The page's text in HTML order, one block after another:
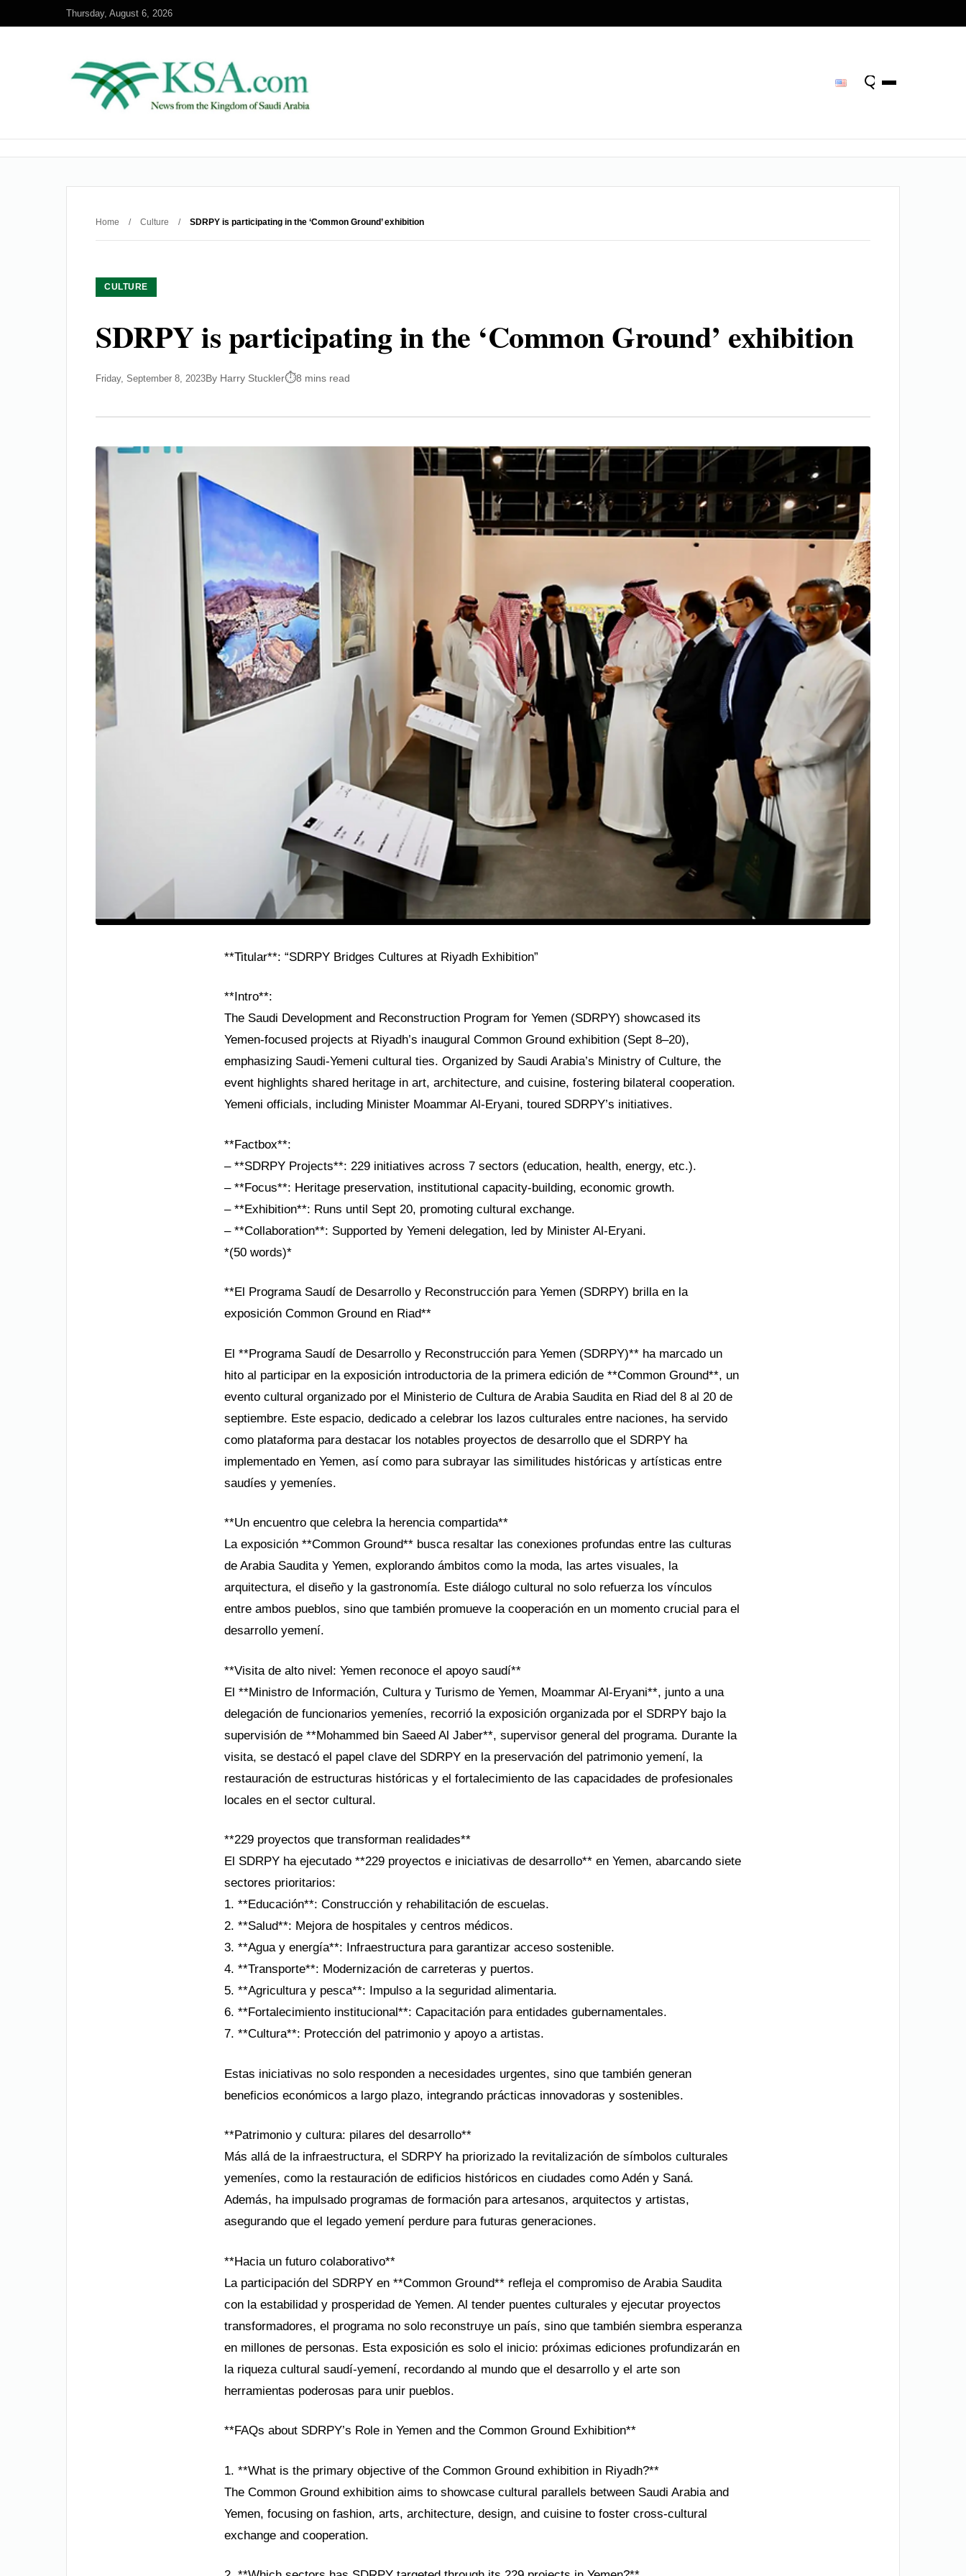
Thursday, August 6, 2026
Home / Culture / SDRPY is participating in the ‘Common Ground’ exhibition
CULTURE
SDRPY is participating in the ‘Common Ground’ exhibition
Friday, September 8, 2023By Harry Stuckler 8 mins read
**Titular**: “SDRPY Bridges Cultures at Riyadh Exhibition”
**Intro**:
The Saudi Development and Reconstruction Program for Yemen (SDRPY) showcased its
Yemen-focused projects at Riyadh’s inaugural Common Ground exhibition (Sept 8–20),
emphasizing Saudi-Yemeni cultural ties. Organized by Saudi Arabia’s Ministry of Culture, the
event highlights shared heritage in art, architecture, and cuisine, fostering bilateral cooperation.
Yemeni officials, including Minister Moammar Al-Eryani, toured SDRPY’s initiatives.
**Factbox**:
– **SDRPY Projects**: 229 initiatives across 7 sectors (education, health, energy, etc.).
– **Focus**: Heritage preservation, institutional capacity-building, economic growth.
– **Exhibition**: Runs until Sept 20, promoting cultural exchange.
– **Collaboration**: Supported by Yemeni delegation, led by Minister Al-Eryani.
*(50 words)*
**El Programa Saudí de Desarrollo y Reconstrucción para Yemen (SDRPY) brilla en la
exposición Common Ground en Riad**
El **Programa Saudí de Desarrollo y Reconstrucción para Yemen (SDRPY)** ha marcado un
hito al participar en la exposición introductoria de la primera edición de **Common Ground**, un
evento cultural organizado por el Ministerio de Cultura de Arabia Saudita en Riad del 8 al 20 de
septiembre. Este espacio, dedicado a celebrar los lazos culturales entre naciones, ha servido
como plataforma para destacar los notables proyectos de desarrollo que el SDRPY ha
implementado en Yemen, así como para subrayar las similitudes históricas y artísticas entre
saudíes y yemeníes.
**Un encuentro que celebra la herencia compartida**
La exposición **Common Ground** busca resaltar las conexiones profundas entre las culturas
de Arabia Saudita y Yemen, explorando ámbitos como la moda, las artes visuales, la
arquitectura, el diseño y la gastronomía. Este diálogo cultural no solo refuerza los vínculos
entre ambos pueblos, sino que también promueve la cooperación en un momento crucial para el
desarrollo yemení.
**Visita de alto nivel: Yemen reconoce el apoyo saudí**
El **Ministro de Información, Cultura y Turismo de Yemen, Moammar Al-Eryani**, junto a una
delegación de funcionarios yemeníes, recorrió la exposición organizada por el SDRPY bajo la
supervisión de **Mohammed bin Saeed Al Jaber**, supervisor general del programa. Durante la
visita, se destacó el papel clave del SDRPY en la preservación del patrimonio yemení, la
restauración de estructuras históricas y el fortalecimiento de las capacidades de profesionales
locales en el sector cultural.
**229 proyectos que transforman realidades**
El SDRPY ha ejecutado **229 proyectos e iniciativas de desarrollo** en Yemen, abarcando siete
sectores prioritarios:
1. **Educación**: Construcción y rehabilitación de escuelas.
2. **Salud**: Mejora de hospitales y centros médicos.
3. **Agua y energía**: Infraestructura para garantizar acceso sostenible.
4. **Transporte**: Modernización de carreteras y puertos.
5. **Agricultura y pesca**: Impulso a la seguridad alimentaria.
6. **Fortalecimiento institucional**: Capacitación para entidades gubernamentales.
7. **Cultura**: Protección del patrimonio y apoyo a artistas.
Estas iniciativas no solo responden a necesidades urgentes, sino que también generan
beneficios económicos a largo plazo, integrando prácticas innovadoras y sostenibles.
**Patrimonio y cultura: pilares del desarrollo**
Más allá de la infraestructura, el SDRPY ha priorizado la revitalización de símbolos culturales
yemeníes, como la restauración de edificios históricos en ciudades como Adén y Saná.
Además, ha impulsado programas de formación para artesanos, arquitectos y artistas,
asegurando que el legado yemení perdure para futuras generaciones.
**Hacia un futuro colaborativo**
La participación del SDRPY en **Common Ground** refleja el compromiso de Arabia Saudita
con la estabilidad y prosperidad de Yemen. Al tender puentes culturales y ejecutar proyectos
transformadores, el programa no solo reconstruye un país, sino que también siembra esperanza
en millones de personas. Esta exposición es solo el inicio: próximas ediciones profundizarán en
la riqueza cultural saudí-yemení, recordando al mundo que el desarrollo y el arte son
herramientas poderosas para unir pueblos.
**FAQs about SDRPY’s Role in Yemen and the Common Ground Exhibition**
1. **What is the primary objective of the Common Ground exhibition in Riyadh?**
The Common Ground exhibition aims to showcase cultural parallels between Saudi Arabia and
Yemen, focusing on fashion, arts, architecture, design, and cuisine to foster cross-cultural
exchange and cooperation.